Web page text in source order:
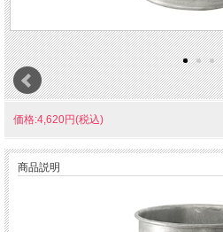
価格:4,620円(税込)
商品説明